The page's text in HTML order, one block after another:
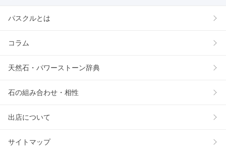
パスクルとは
コラム
天然石・パワーストーン辞典
石の組み合わせ・相性
出店について
サイトマップ